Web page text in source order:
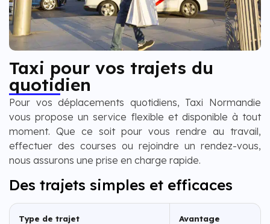
Taxi pour vos trajets du
quotidien
Pour vos déplacements quotidiens, Taxi Normandie
vous propose un service flexible et disponible à tout
moment. Que ce soit pour vous rendre au travail,
effectuer des courses ou rejoindre un rendez-vous,
nous assurons une prise en charge rapide.
Des trajets simples et efficaces
Type de trajet Avantage